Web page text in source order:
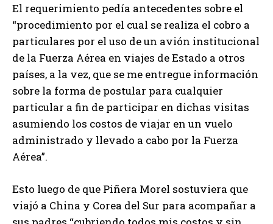
El requerimiento pedía antecedentes sobre el
“procedimiento por el cual se realiza el cobro a
particulares por el uso de un avión institucional
de la Fuerza Aérea en viajes de Estado a otros
países, a la vez, que se me entregue información
sobre la forma de postular para cualquier
particular a fin de participar en dichas visitas
asumiendo los costos de viajar en un vuelo
administrado y llevado a cabo por la Fuerza
Aérea”.
Esto luego de que Piñera Morel sostuviera que
viajó a China y Corea del Sur para acompañar a